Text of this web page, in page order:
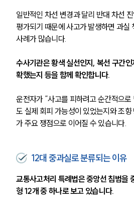
일반적인 차선 변경과 달리 반대 차선
평가되기 때문에 사고가 발생하면 과실
사례가 많습니다.
수사기관은 황색 실선인지, 복선 구간
확했는지 등을 함께 확인합니다.
운전자가 “사고를 피하려고 순간적으
도 실제 회피 가능성이 있었는지와 조
가 주요 쟁점으로 이어질 수 있습니다.
12대 중과실로 분류되는 이유
교통사고처리 특례법은 중앙선 침범을
형 12개 중 하나로 보고 있습니다.